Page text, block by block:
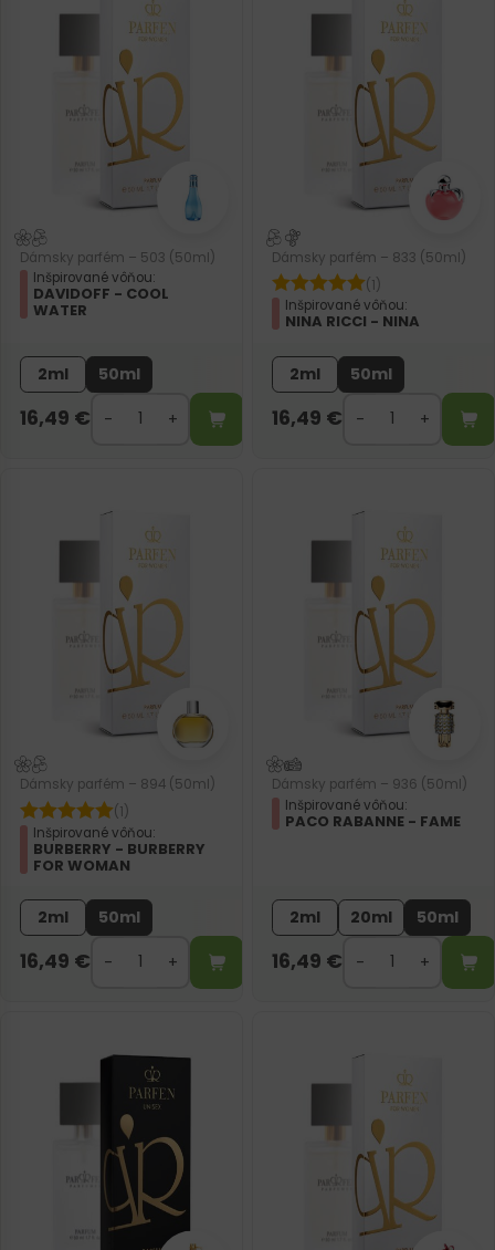
Dámsky parfém – 503 (50ml)
Inšpirované vôňou:
DAVIDOFF - COOL
WATER
2ml 50ml
16,49 €
Dámsky parfém – 833 (50ml)
(1)
Inšpirované vôňou:
NINA RICCI - NINA
2ml 50ml
16,49 €
Dámsky parfém – 894 (50ml)
(1)
Inšpirované vôňou:
BURBERRY - BURBERRY
FOR WOMAN
2ml 50ml
16,49 €
Dámsky parfém – 936 (50ml)
Inšpirované vôňou:
PACO RABANNE - FAME
2ml 20ml 50ml
16,49 €